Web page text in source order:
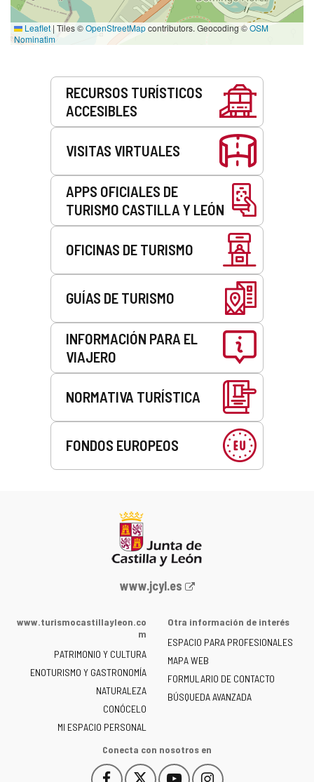
Leaflet | Tiles ©OpenStreetMapcontributors. Geocoding ©OSM
Nominatim
RECURSOS TURÍSTICOS
ACCESIBLES
VISITAS VIRTUALES
APPS OFICIALES DE
TURISMO CASTILLA Y LEÓN
OFICINAS DE TURISMO
GUÍAS DE TURISMO
INFORMACIÓN PARA EL
VIAJERO
NORMATIVA TURÍSTICA
FONDOS EUROPEOS
Portal
la
de
Castilla
y
León
-
www.jcyl.es
www.turismocastillayleon.co
m
PATRIMONIO Y CULTURA
ENOTURISMO Y GASTRONOMÍA
NATURALEZA
CONÓCELO
MI ESPACIO PERSONAL
Otra información de interés
ESPACIO PARA PROFESIONALES
MAPA WEB
FORMULARIO DE CONTACTO
BÚSQUEDA AVANZADA
Conecta con nosotros en
Facebook YouTubeInstagram